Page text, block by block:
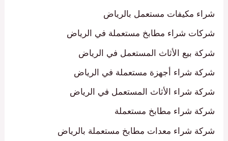
شراء مكيفات مستعمل بالرياض
شركات شراء مطابخ مستعملة في الرياض
شركة بيع الأثاث المستعمل في الرياض
شركة شراء أجهزة مستعملة في الرياض
شركة شراء الأثاث المستعمل في الرياض
شركة شراء مطابخ مستعملة
شركة شراء معدات مطابخ مستعملة بالرياض